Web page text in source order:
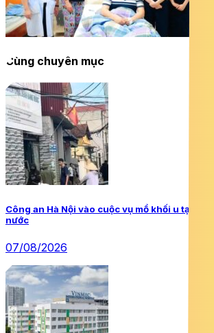
Cùng chuyên mục
Công an Hà Nội vào cuộc vụ mổ khối u tại cơ
nước
07/08/2026